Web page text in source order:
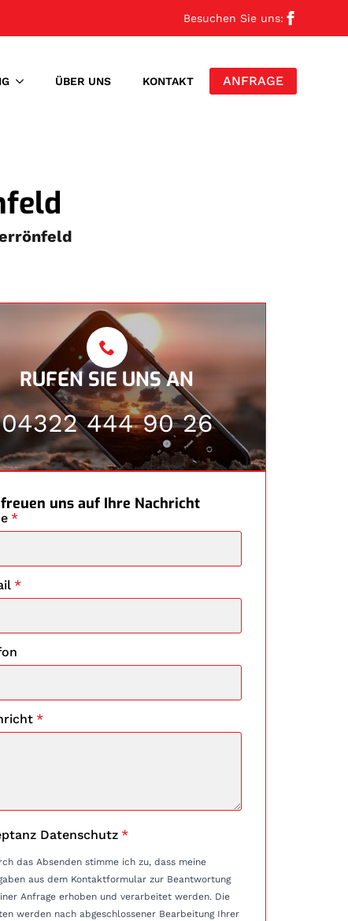
Besuchen Sie uns:
ÜBER UNS KONTAKT ANFRAGE
RUFEN SIE UNS AN
04322 444 90 26
uns auf Ihre Nachricht
*
*
*
Datenschutz *
das Absenden stimme ich zu, dass meine
aus dem Kontaktformular zur Beantwortung
Anfrage erhoben und verarbeitet werden. Die
werden nach abgeschlossener Bearbeitung Ihrer